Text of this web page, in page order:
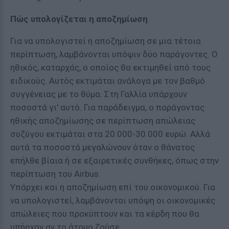
Πώς υπολογίζεται η αποζημίωση
Για να υπολογιστεί η αποζημίωση σε μια τέτοια
περίπτωση, λαμβάνονται υπόψιν δύο παράγοντες. Ο
ηθικός, καταρχάς, ο οποίος θα εκτιμηθεί από τους
ειδικούς. Αυτός εκτιμάται ανάλογα με τον βαθμό
συγγένειας με το θύμα. Στη Γαλλία υπάρχουν
ποσοστά γι' αυτό. Για παράδειγμα, ο παράγοντας
ηθικής αποζημίωσης σε περίπτωση απώλειας
συζύγου εκτιμάται στα 20.000-30.000 ευρώ. Αλλά
αυτά τα ποσοστά μεγαλώνουν όταν ο θάνατος
επήλθε βίαια ή σε εξαιρετικές συνθήκες, όπως στην
περίπτωση του Airbus.
Υπάρχει και η αποζημίωση επί του οικονομικού. Για
να υπολογιστεί, λαμβάνονται υπόψη οι οικονομικές
απώλειες που προκύπτουν και τα κέρδη που θα
υπήρχαν αν το άτομο ζούσε.